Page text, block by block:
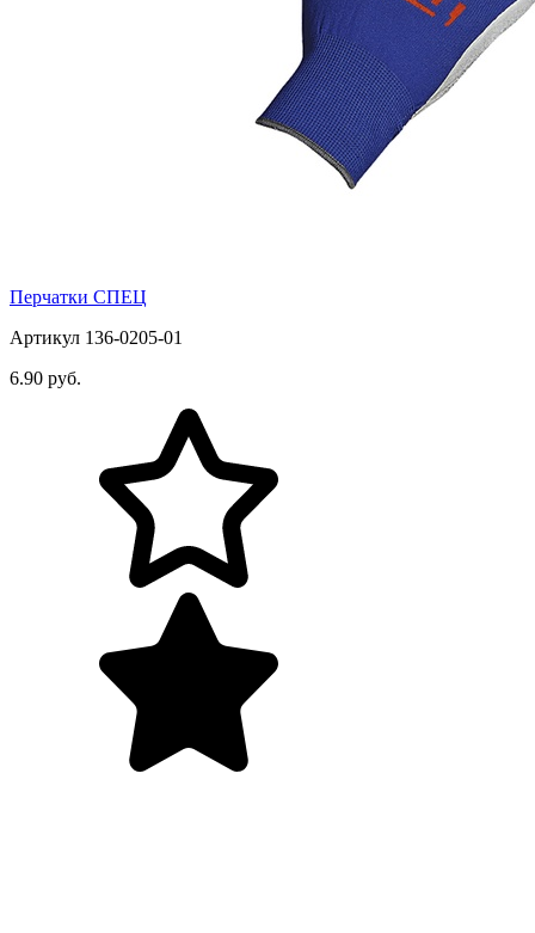
Перчатки СПЕЦ
Артикул 136-0205-01
6.90 руб.